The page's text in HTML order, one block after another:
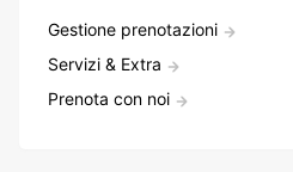
Gestione prenotazioni
Servizi & Extra
Prenota con noi